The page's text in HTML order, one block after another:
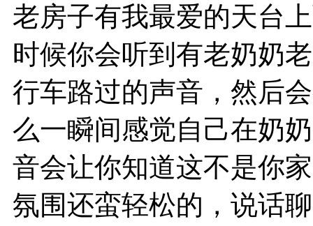
老房子有我最爱的天台
时候你会听到有老奶奶
行车路过的声音，然后
么一瞬间感觉自己在奶
音会让你知道这不是你
氛围还蛮轻松的，说话